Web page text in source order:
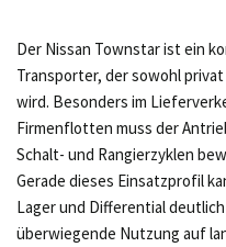
Der Nissan Townstar ist ein
Transporter, der sowohl
wird. Besonders im
Firmenflotten muss der
Schalt- und Rangierzyklen
Gerade dieses Einsatzprofil
Lager und Differential
überwiegende Nutzung auf